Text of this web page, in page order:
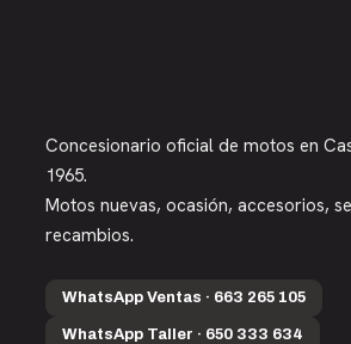
Concesionario oficial de motos en
1965.
Motos nuevas, ocasión, accesorios,
recambios.
WhatsApp Ventas · 663 265 105
WhatsApp Taller · 650 333 634